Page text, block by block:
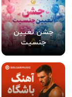
جشن تعیین
جنسیت